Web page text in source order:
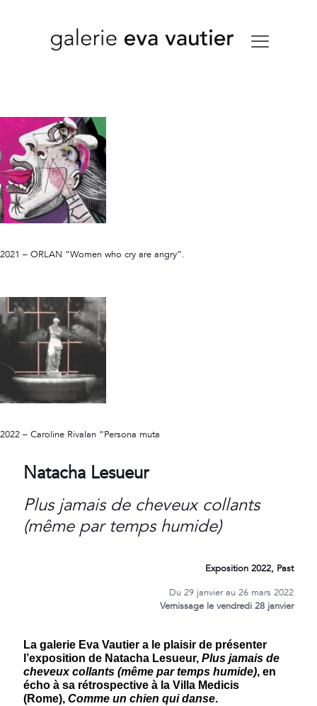
2021 – ORLAN “Women who cry are angry”.
2022 – Caroline Rivalan “Persona muta
Natacha Lesueur
Plus jamais decheveuxcollants
(même par temps humide)
Exposition 2022, Past
Du 29 janvier au 26 mars 2022
Vernissage le vendredi 28 janvier
La galerie Eva Vautier a le plaisir de présenter
l’exposition de Natacha Lesueur, Plus jamais de
cheveux collants (même par temps humide), en
écho à sa rétrospective à la Villa Medicis
(Rome), Comme un chien qui danse.